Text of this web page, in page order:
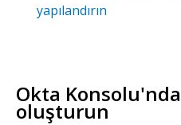
yapılandırın
Okta
oluşturun